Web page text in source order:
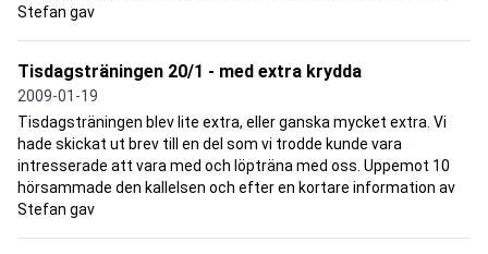
Stefan gav
Tisdagsträningen 20/1 - med extra krydda
2009-01-19
Tisdagsträningen blev lite extra, eller ganska mycket extra. Vi
hade skickat ut brev till en del som vi trodde kunde vara
intresserade att vara med och löpträna med oss. Uppemot 10
hörsammade den kallelsen och efter en kortare information av
Stefan gav